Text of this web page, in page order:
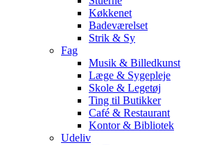
Køkkenet
Badeværelset
Strik & Sy
Fag
Musik & Billedkunst
Læge & Sygepleje
Skole & Legetøj
Ting til Butikker
Café & Restaurant
Kontor & Bibliotek
Udeliv